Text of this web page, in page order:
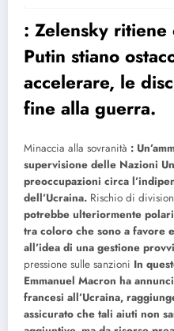
: Zelensky
Putin stiano
accelerare, le
fine alla guerra.
Minaccia alla sovranità :
supervisione delle Nazioni
preoccupazioni circa
dell’Ucraina. Rischio di
potrebbe ulteriormente
tra coloro che sono a favore
all’idea di una gestione
pressione sulle sanzioni In
Emmanuel Macron ha
francesi all’Ucraina,
assicurato che tali aiuti non